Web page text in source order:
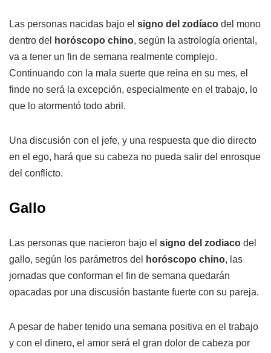
Las personas nacidas bajo el signo del zodíaco del mono
dentro del
horóscopo chino, según la astrología oriental,
va a tener un fin de semana realmente complejo.
Continuando con la mala suerte que reina en su mes, el
finde no será la excepción, especialmente en el trabajo, lo
que lo atormentó todo abril.
Una discusión con el jefe, y una respuesta que dio directo
en el ego, hará que su cabeza no pueda salir del enrosque
del conflicto.
Gallo
Las personas que nacieron bajo el signo del zodiaco del
gallo, según los parámetros del
horóscopo chino, las
jornadas que conforman el fin de semana quedarán
opacadas por una discusión bastante fuerte con su pareja.
A pesar de haber tenido una semana positiva en el trabajo
y con el dinero, el amor será el gran dolor de cabeza por